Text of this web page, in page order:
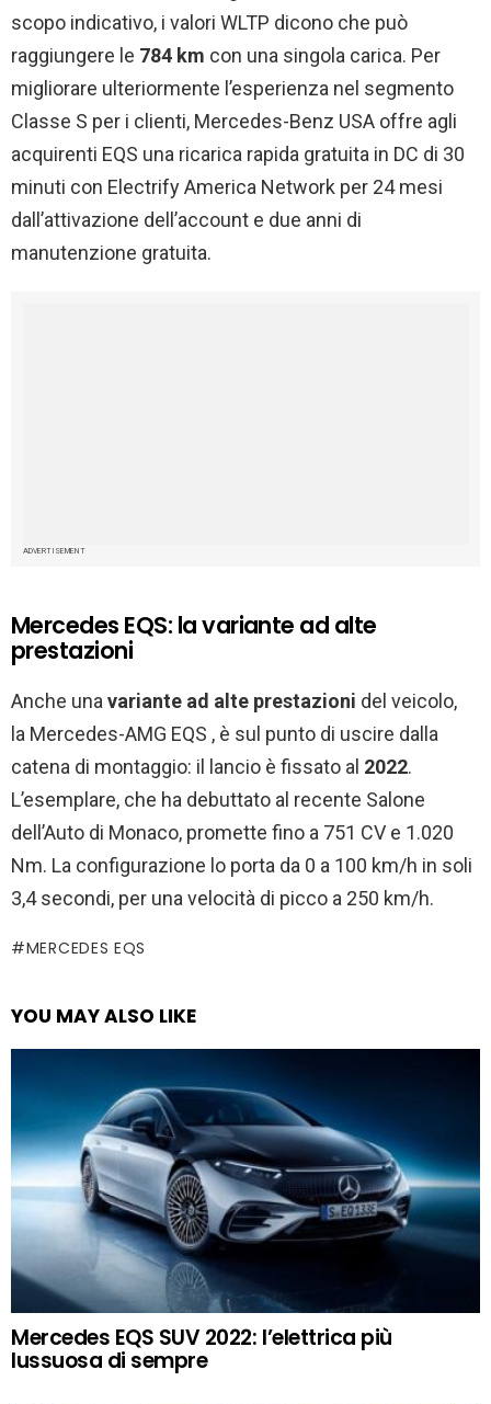
scopo indicativo, i valori WLTP dicono che può
raggiungere le 784 km con una singola carica. Per
migliorare ulteriormente l’esperienza nel segmento
Classe S per i clienti, Mercedes-Benz USA offre agli
acquirenti EQS una ricarica rapida gratuita in DC di 30
minuti con Electrify America Network per 24 mesi
dall’attivazione dell’account e due anni di
manutenzione gratuita.
ADVERTISEMENT
Mercedes EQS: la variante ad alte
prestazioni
Anche unavariante ad alte prestazioni del veicolo,
la Mercedes-AMG EQS , è sul punto di uscire dalla
catena di montaggio: il lancio è fissato al 2022.
L’esemplare, che ha debuttato al recente Salone
dell’Auto di Monaco, promette fino a 751 CV e 1.020
Nm. La configurazione lo porta da 0 a 100 km/h in soli
3,4 secondi, per una velocità di picco a 250 km/h.
MERCEDES EQS
YOU MAY ALSO LIKE
Mercedes EQS SUV 2022: l’elettrica più
lussuosa di sempre